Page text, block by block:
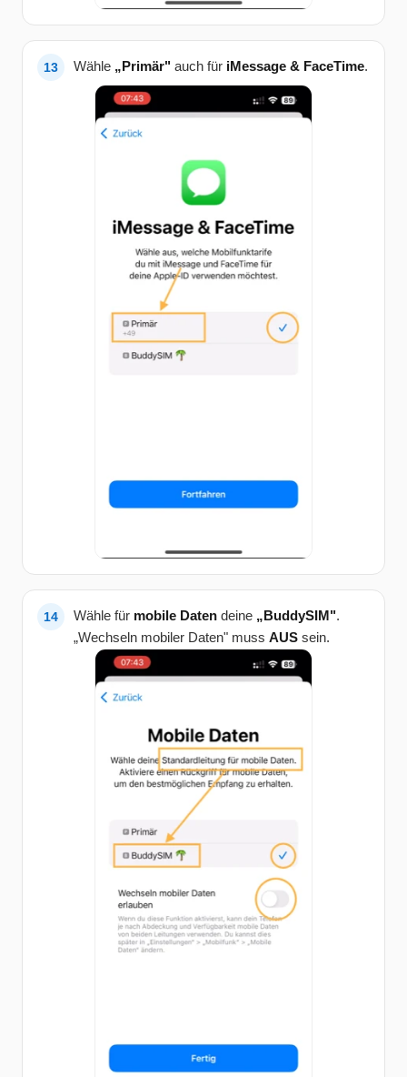
Wähle „Primär" auch für iMessage & FaceTime.
Wähle für mobile Daten deine „BuddySIM".
„Wechseln mobiler Daten" muss AUS sein.